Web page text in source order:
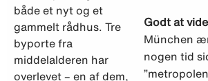
både et nyt og et
gammelt rådhus. Tre
byporte fra
middelalderen har
overlevet – en af dem,
Godt at vide
München
nogen tid